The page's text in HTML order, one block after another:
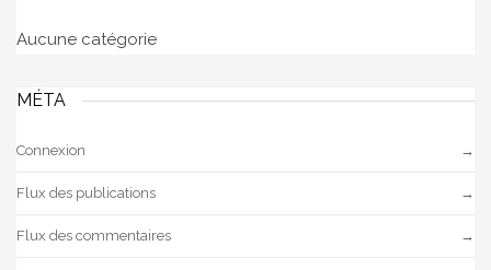
Aucune catégorie
MÉTA
Connexion
Flux des publications
Flux des commentaires